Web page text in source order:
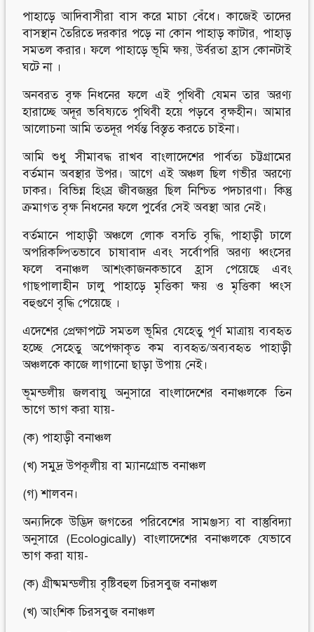
পাহাড়ে আদিবাসীরা বাস করে মাচা বেঁধে। কাজেই তাদের
বাসস্থান তৈরিতে দরকার পড়ে না কোন পাহাড় কাটার, পাহাড়
সমতল করার। ফলে পাহাড়ে ভূমি ক্ষয়, উর্বরতা হ্রাস কোনটাই
ঘটে না ।
অনবরত বৃক্ষ নিধনের ফলে এই পৃথিবী যেমন তার অরণ্য
হারাচ্ছে অদূর ভবিষ্যতে পৃথিবী হয়ে পড়বে বৃক্ষহীন। আমার
আলোচনা আমি ততদূর পর্যন্ত বিস্তৃত করতে চাইনা।
আমি শুধু সীমাবদ্ধ রাখব বাংলাদেশের পার্বত্য চট্টগ্রামের
বর্তমান অবস্থার উপর। আগে এই অঞ্চল ছিল গভীর অরণ্যে
ঢাকর। বিভিন্ন হিংস্র জীবজন্তুর ছিল নিশ্চিত পদচারণা। কিন্তু
ক্রমাগত বৃক্ষ নিধনের ফলে পুর্বের সেই অবস্থা আর নেই।
বর্তমানে পাহাড়ী অঞ্চলে লোক বসতি বৃদ্ধি, পাহাড়ী ঢালে
অপরিকল্পিতভাবে চাষাবাদ এবং সর্বোপরি অরণ্য ধ্বংসের
ফলে বনাঞ্চল আশংকাজনকভাবে হ্রাস পেয়েছে এবং
গাছপালাহীন ঢালু পাহাড়ে মৃত্তিকা ক্ষয় ও মৃত্তিকা ধ্বংস
বহুগুণে বৃদ্ধি পেয়েছে ।
এদেশের প্রেক্ষাপটে সমতল ভূমির যেহেতু পূর্ণ মাত্রায় ব্যবহৃত
হচ্ছে সেহেতু অপেক্ষাকৃত কম ব্যবহৃত/অব্যবহৃত পাহাড়ী
অঞ্চলকে কাজে লাগানো ছাড়া উপায় নেই।
ভূমন্ডলীয় জলবায়ু অনুসারে বাংলাদেশের বনাঞ্চলকে তিন
ভাগে ভাগ করা যায়-
(ক) পাহাড়ী বনাঞ্চল
(খ) সমুদ্র উপকূলীয় বা ম্যানগ্রোভ বনাঞ্চল
(গ) শালবন।
অন্যদিকে উদ্ভিদ জগতের পরিবেশের সামঞ্জস্য বা বাস্তুবিদ্যা
অনুসারে (Ecologically) বাংলাদেশের বনাঞ্চলকে যেভাবে
ভাগ করা যায়-
(ক) গ্রীষ্মমন্ডলীয় বৃষ্টিবহুল চিরসবুজ বনাঞ্চল
(খ) আংশিক চিরসবুজ বনাঞ্চল